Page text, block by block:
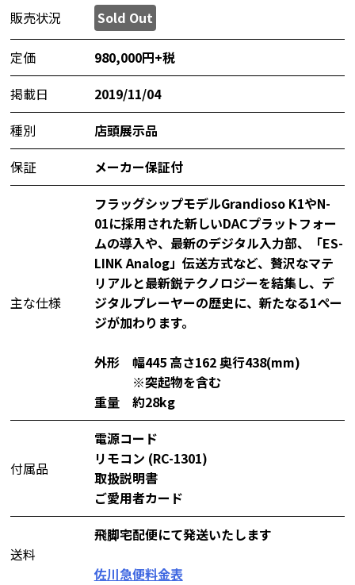
販売状況 Sold Out
定価
980,000円+税
掲載日
2019/11/04
種別
店頭展示品
保証
メーカー保証付
主な仕様
フラッグシップモデルGrandioso K1やN-
01に採用された新しいDACプラットフォー
ムの導入や、最新のデジタル入力部、「ES-
LINK Analog」伝送方式など、贅沢なマテ
リアルと最新鋭テクノロジーを結集し、デ
ジタルプレーヤーの歴史に、新たなる1ペー
ジが加わります。
外形 幅445 高さ162 奥行438(mm)
※突起物を含む
重量 約28kg
付属品
電源コード
リモコン (RC-1301)
取扱説明書
ご愛用者カード
送料
飛脚宅配便にて発送いたします
佐川急便料金表